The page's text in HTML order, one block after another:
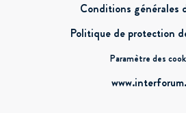
Conditions générales
Politique de protection
Paramètre des